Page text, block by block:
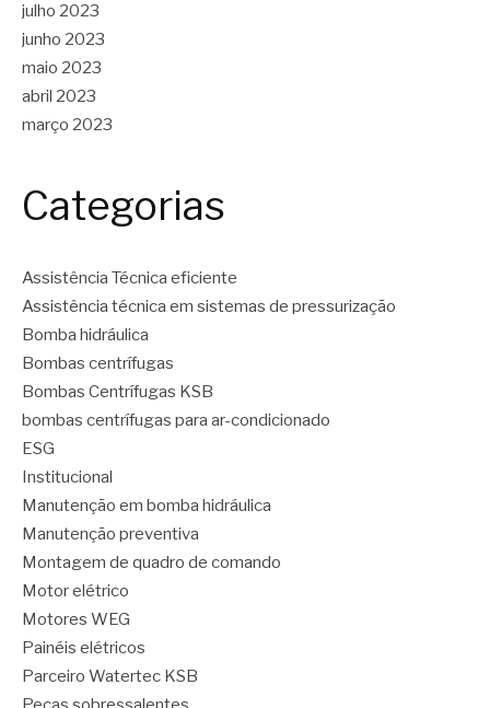
julho 2023
junho 2023
maio 2023
abril 2023
março 2023
Categorias
Assistência Técnica eficiente
Assistência técnica em sistemas de pressurização
Bomba hidráulica
Bombas centrífugas
Bombas Centrífugas KSB
bombas centrífugas para ar-condicionado
ESG
Institucional
Manutenção em bomba hidráulica
Manutenção preventiva
Montagem de quadro de comando
Motor elétrico
Motores WEG
Painéis elétricos
Parceiro Watertec KSB